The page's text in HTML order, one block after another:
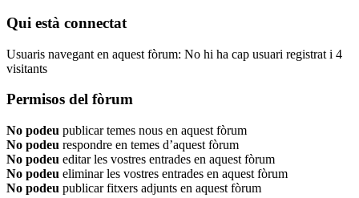
Qui està connectat
Usuaris navegant en aquest fòrum: No hi ha cap usuari registrat i 4
visitants
Permisos del fòrum
No podeu publicar temes nous en aquest fòrum
No podeu respondre en temes d’aquest fòrum
No podeu editar les vostres entrades en aquest fòrum
No podeu eliminar les vostres entrades en aquest fòrum
No podeu publicar fitxers adjunts en aquest fòrum